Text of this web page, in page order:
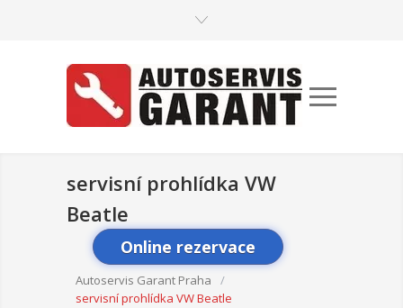
servisní prohlídka VW
Beatle
Online rezervace
Autoservis Garant Praha
/
servisní prohlídka VW Beatle